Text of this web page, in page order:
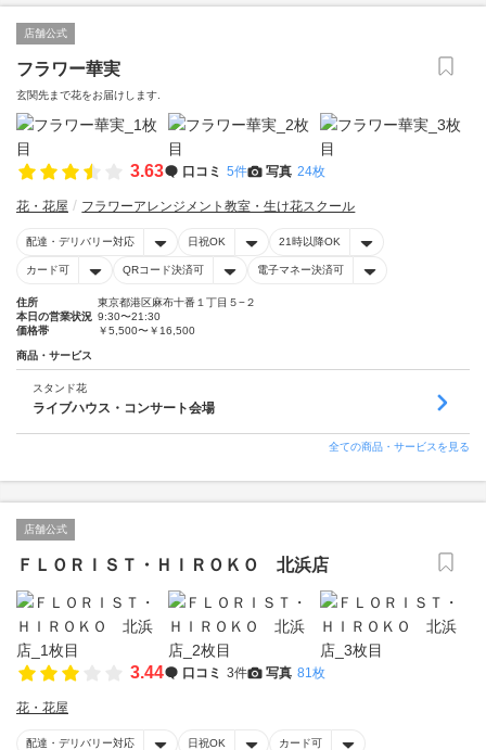
店舗公式
フラワー華実
玄関先まで花をお届けします.
3.63 口コミ 5件 写真 24枚
花・花屋 フラワーアレンジメント教室・生け花スクール
配達・デリバリー対応 日祝OK 21時以降OK
カード可 QRコード決済可 電子マネー決済可
住所
東京都港区麻布十番１丁目５−２
本日の営業状況 9:30〜21:30
価格帯
￥5,500〜￥16,500
商品・サービス
スタンド花
ライブハウス・コンサート会場
全ての商品・サービスを見る
店舗公式
ＦＬＯＲＩＳＴ・ＨＩＲＯＫＯ 北浜店
3.44 口コミ 3件 写真 81枚
花・花屋
配達・デリバリー対応 日祝OK カード可